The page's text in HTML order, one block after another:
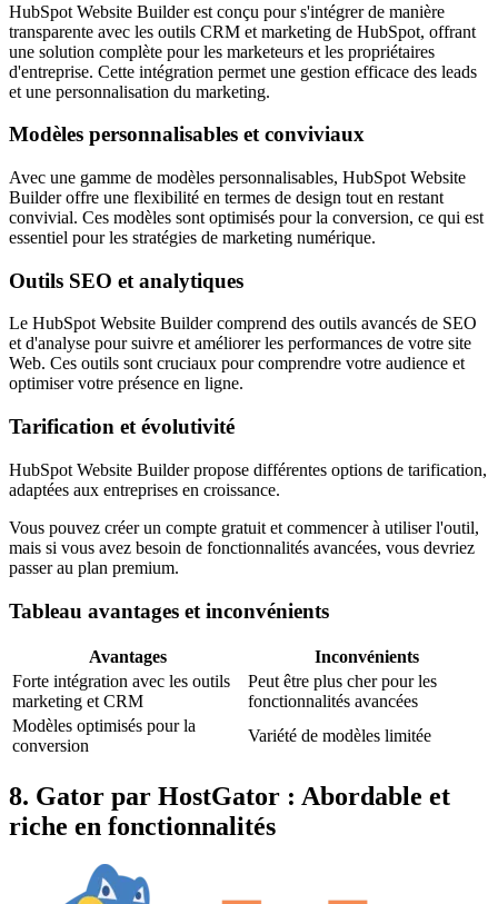
HubSpot Website Builder est conçu pour s'intégrer de manière
transparente avec les outils CRM et marketing de HubSpot, offrant
une solution complète pour les marketeurs et les propriétaires
d'entreprise. Cette intégration permet une gestion efficace des leads
et une personnalisation du marketing.
Modèles personnalisables et conviviaux
Avec une gamme de modèles personnalisables, HubSpot Website
Builder offre une flexibilité en termes de design tout en restant
convivial. Ces modèles sont optimisés pour la conversion, ce qui est
essentiel pour les stratégies de marketing numérique.
Outils SEO et analytiques
Le HubSpot Website Builder comprend des outils avancés de SEO
et d'analyse pour suivre et améliorer les performances de votre site
Web. Ces outils sont cruciaux pour comprendre votre audience et
optimiser votre présence en ligne.
Tarification et évolutivité
HubSpot Website Builder propose différentes options de tarification,
adaptées aux entreprises en croissance.
Vous pouvez créer un compte gratuit et commencer à utiliser l'outil,
mais si vous avez besoin de fonctionnalités avancées, vous devriez
passer au plan premium.
Tableau avantages et inconvénients
Avantages
Inconvénients
Forte intégration avec les outils
marketing et CRM
Peut être plus cher pour les
fonctionnalités avancées
Modèles optimisés pour la
conversion
Variété de modèles limitée
8. Gator par HostGator : Abordable et
riche en fonctionnalités